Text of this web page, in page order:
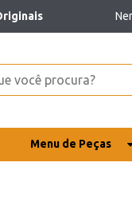
Menu de Peças